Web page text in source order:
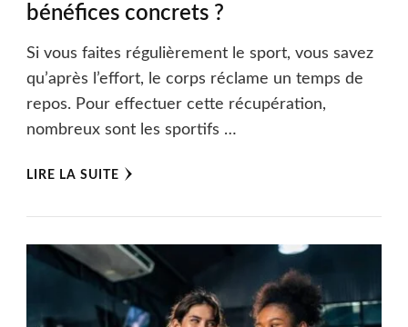
bénéfices concrets ?
Si vous faites régulièrement le sport, vous savez
qu’après l’effort, le corps réclame un temps de
repos. Pour effectuer cette récupération,
nombreux sont les sportifs …
LIRE LA SUITE